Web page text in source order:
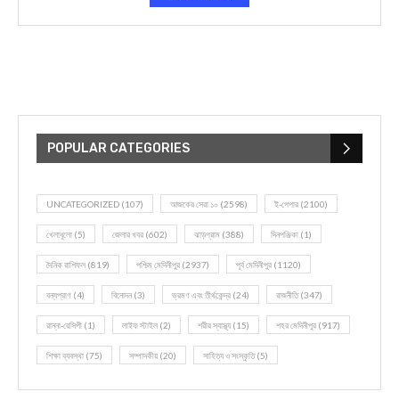
POPULAR CATEGORIES
UNCATEGORIZED (107) আজকের সেরা ১০ (2598) ই-পেপার (2100)
খেলাধূলো (5) জেলার খবর (602) ঝাড়গ্রাম (388) দিনপঞ্জিকা (1)
দৈনিক রাশিফল (819) পশ্চিম মেদিনীপুর (2937) পূর্ব মেদিনীপুর (1120)
বন্যপ্রাণ (4) বিনোদন(3) ভ্রমণ এবং তীর্থকেন্দ্র (24) রাজনীতি(347)
রান্না-রেসিপী (1) লাইফ স্টাইল (2) শরীর স্বাস্থ্য (15) শহর মেদিনীপুর (917)
শিক্ষা ব্যবস্থা (75) সম্পাদকীয় (20) সাহিত্য ও সংস্কৃতি(5)